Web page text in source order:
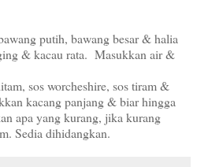
putih, bawang besar & halia
& kacau rata. Masukkan air &
sos worcheshire, sos tiram &
kacang panjang & biar hingga
apa yang kurang, jika kurang
Sedia dihidangkan.